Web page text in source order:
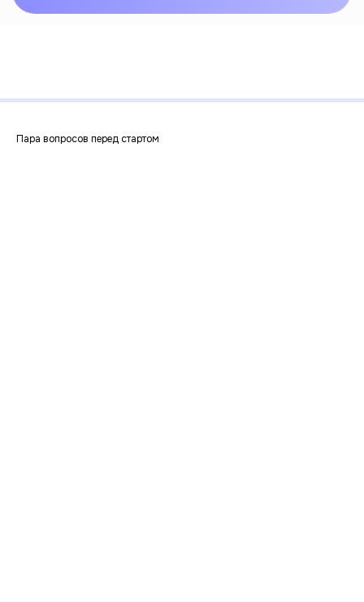
Пара вопросов перед стартом